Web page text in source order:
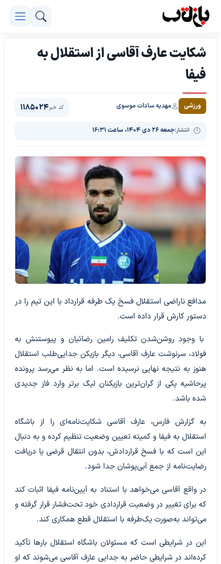
شکایت عارف آقاسی از استقلال به
فیفا
ورزشی مهدیه سادات موسوی
انتشار:جمعه ۲۶ دی ۱۴۰۴، ساعت ۱۶:۳۱
کد خبر1185024
مدافع ناراضی استقلال فسخ یک طرفه قرارداد با این تیم را در
دستور کارش قرار داده است.
با وجود روشن‌شدن تکلیف رامین رضائیان و پیوستنش به
فولاد، سرنوشت عارف آقاسی، دیگر بازیکن جدایی‌طلب استقلال
هنوز به نتیجه نهایی نرسیده‌ است. اما به نظر می‌رسد پرونده
پرحاشیه یکی از گران‌ترین بازیکنان لیگ برتر وارد فاز جدیدی
شده باشد.
به گزارش فارس، عارف آقاسی شکایت‌نامه‌ای را از باشگاه
استقلال به فیفا و کمیته تعیین وضعیت تنظیم کرده و به دنبال
این است که با فسخ قراردادش، بدون انتقال قرضی یا دریافت
رضایت‌نامه از جمع آبی‌پوشان جدا شود.
در واقع آقاسی می‌خواهد با استناد به آیین‌نامه فیفا اثبات کند
که برای تغییر در وضعیت قراردادی خود تحت‌فشار قرار گرفته و
می‌تواند به‌صورت یک‌طرفه با استقلال قطع همکاری کند.
این در شرایطی است که مسئولان باشگاه استقلال بارها تأکید
کرده‌اند در شرایطی حاضر به جدایی عارف آقاسی می‌شوند که او